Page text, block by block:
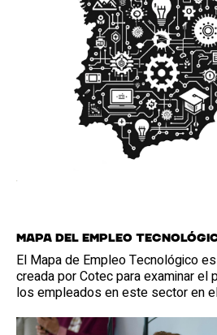
Mapa del Empleo
El Mapa de Empleo Tecnológico
creada por Cotec para examinar el
los empleados en este sector en